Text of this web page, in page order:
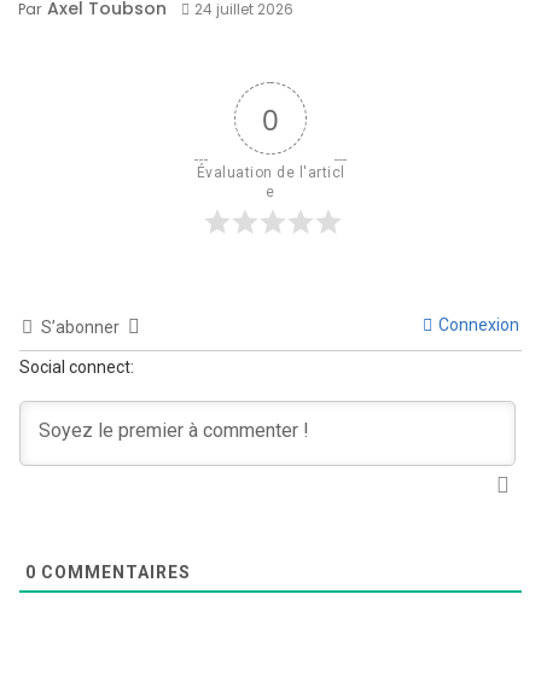
Par Axel Toubson 24 juillet 2026
0
Évaluation de l'articl
e
S’abonner Connexion
Social connect:
0 COMMENTAIRES